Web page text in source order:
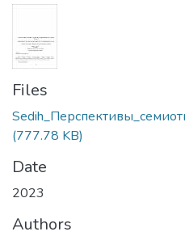
Files
(777.78 KB)
Date
2023
Authors